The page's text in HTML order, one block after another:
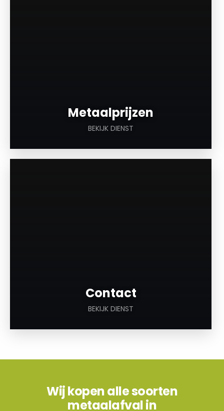
Metaalprijzen
BEKIJK DIENST
Contact
BEKIJK DIENST
Wij kopen alle soorten
metaalafval in